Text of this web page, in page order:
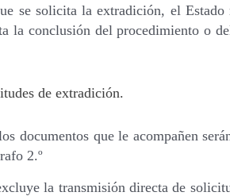
se solicita la extradición, el Estado
la conclusión del procedimiento o
de extradición.
documentos que le acompañen
2.º
la transmisión directa de